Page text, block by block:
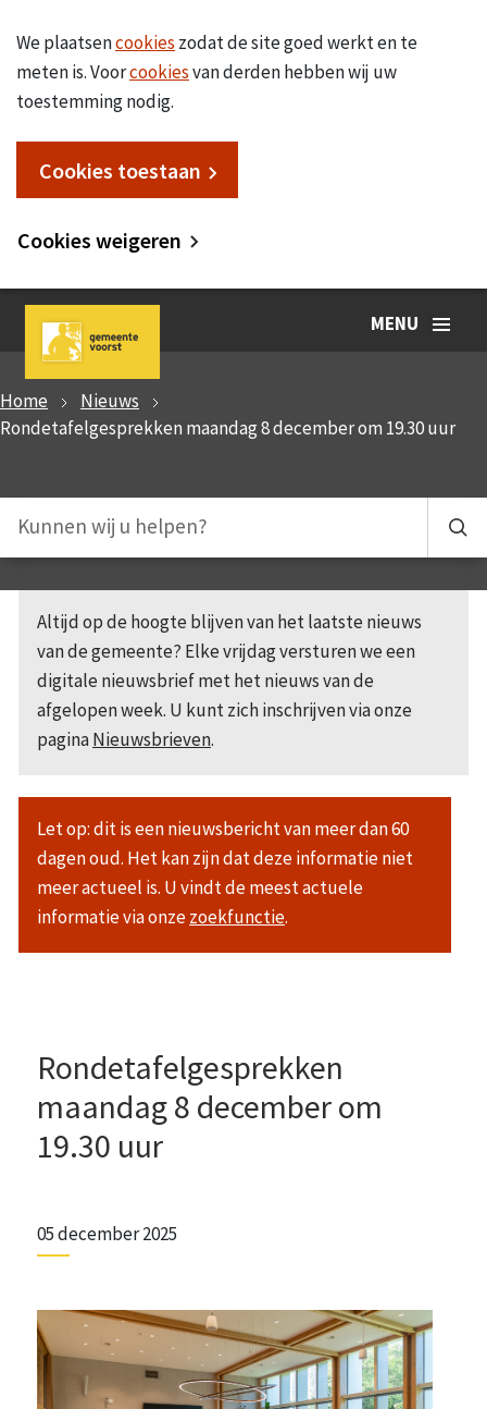
We plaatsencookies zodat de site goed werkt en te
meten is. Voorcookiesvan derden hebben wij uw
toestemming nodig.
Cookies toestaan
Cookies weigeren
MENU
Home
Nieuws
Rondetafelgesprekken maandag 8 december om 19.30 uur
Altijd op de hoogte blijven van het laatste nieuws
van de gemeente? Elke vrijdag versturen we een
digitale nieuwsbrief met het nieuws van de
afgelopen week. U kunt zich inschrijven via onze
paginaNieuwsbrieven.
Let op: dit is een nieuwsbericht van meer dan 60
dagen oud. Het kan zijn dat deze informatie niet
meer actueel is. U vindt de meest actuele
informatie via onzezoekfunctie.
Rondetafelgesprekken
maandag 8 december om
19.30 uur
05 december 2025